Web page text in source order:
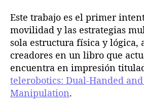
Este trabajo es el primer
movilidad y las estrategias
sola estructura física y lógica,
creadores en un libro que
encuentra en impresión
telerobotics: Dual-Handed
Manipulation.